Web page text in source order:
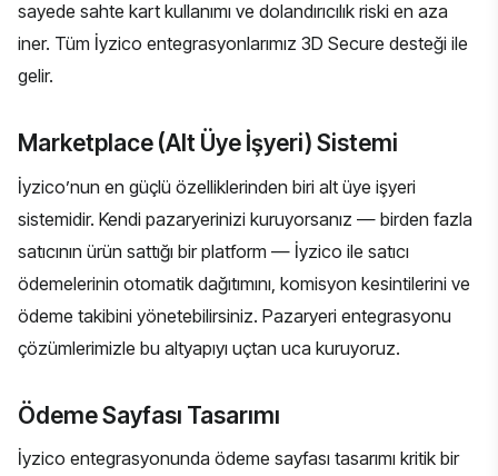
sayede sahte kart kullanımı ve dolandırıcılık riski en aza
iner. Tüm İyzico entegrasyonlarımız 3D Secure desteği ile
gelir.
Marketplace (Alt Üye İşyeri) Sistemi
İyzico’nun en güçlü özelliklerinden biri alt üye işyeri
sistemidir. Kendi pazaryerinizi kuruyorsanız — birden fazla
satıcının ürün sattığı bir platform — İyzico ile satıcı
ödemelerinin otomatik dağıtımını, komisyon kesintilerini ve
ödeme takibini yönetebilirsiniz. Pazaryeri entegrasyonu
çözümlerimizle bu altyapıyı uçtan uca kuruyoruz.
Ödeme Sayfası Tasarımı
İyzico entegrasyonunda ödeme sayfası tasarımı kritik bir